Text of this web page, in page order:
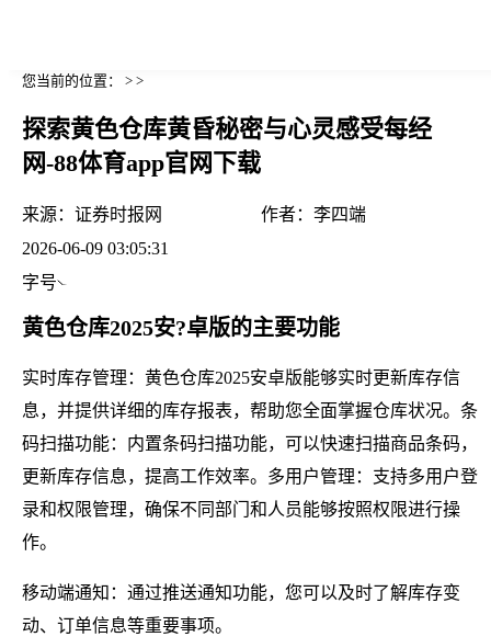
您当前的位置： > >
探索黄色仓库黄昏秘密与心灵感受每经
网-88体育app官网下载
来源： 证券时报网 作者： 李四端
2026-06-09 03:05:31
字号
黄色仓库2025安?卓版的主要功能
实时库存管理：黄色仓库2025安卓版能够实时更新库存信
息，并提供详细的库存报表，帮助您全面掌握仓库状况。条
码扫描功能：内置条码扫描功能，可以快速扫描商品条码，
更新库存信息，提高工作效率。多用户管理：支持多用户登
录和权限管理，确保不同部门和人员能够按照权限进行操
作。
移动端通知：通过推送通知功能，您可以及时了解库存变
动、订单信息等重要事项。